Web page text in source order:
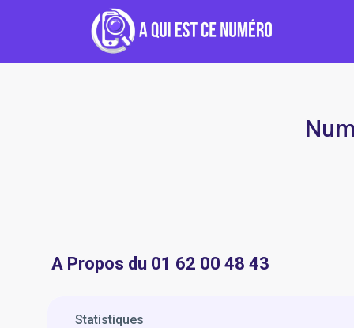
A Propos du 01 62 00 48 43
Statistiques